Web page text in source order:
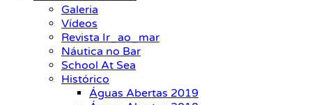
Galeria
Vídeos
Revista Ir_ao_mar
Náutica no Bar
School At Sea
Histórico
Águas Abertas 2019